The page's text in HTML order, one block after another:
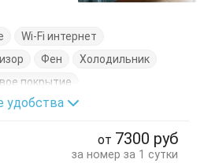
Wi-Fi интернет
Фен
Холодильник
покрытие
Тапочки Шкаф
удобства
от 7300 руб
за номер за 1 сутки